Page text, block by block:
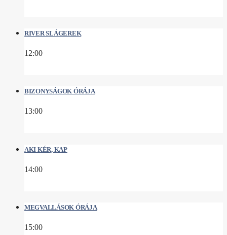
RIVER SLÁGEREK
12:00
BIZONYSÁGOK ÓRÁJA
13:00
AKI KÉR, KAP
14:00
MEGVALLÁSOK ÓRÁJA
15:00